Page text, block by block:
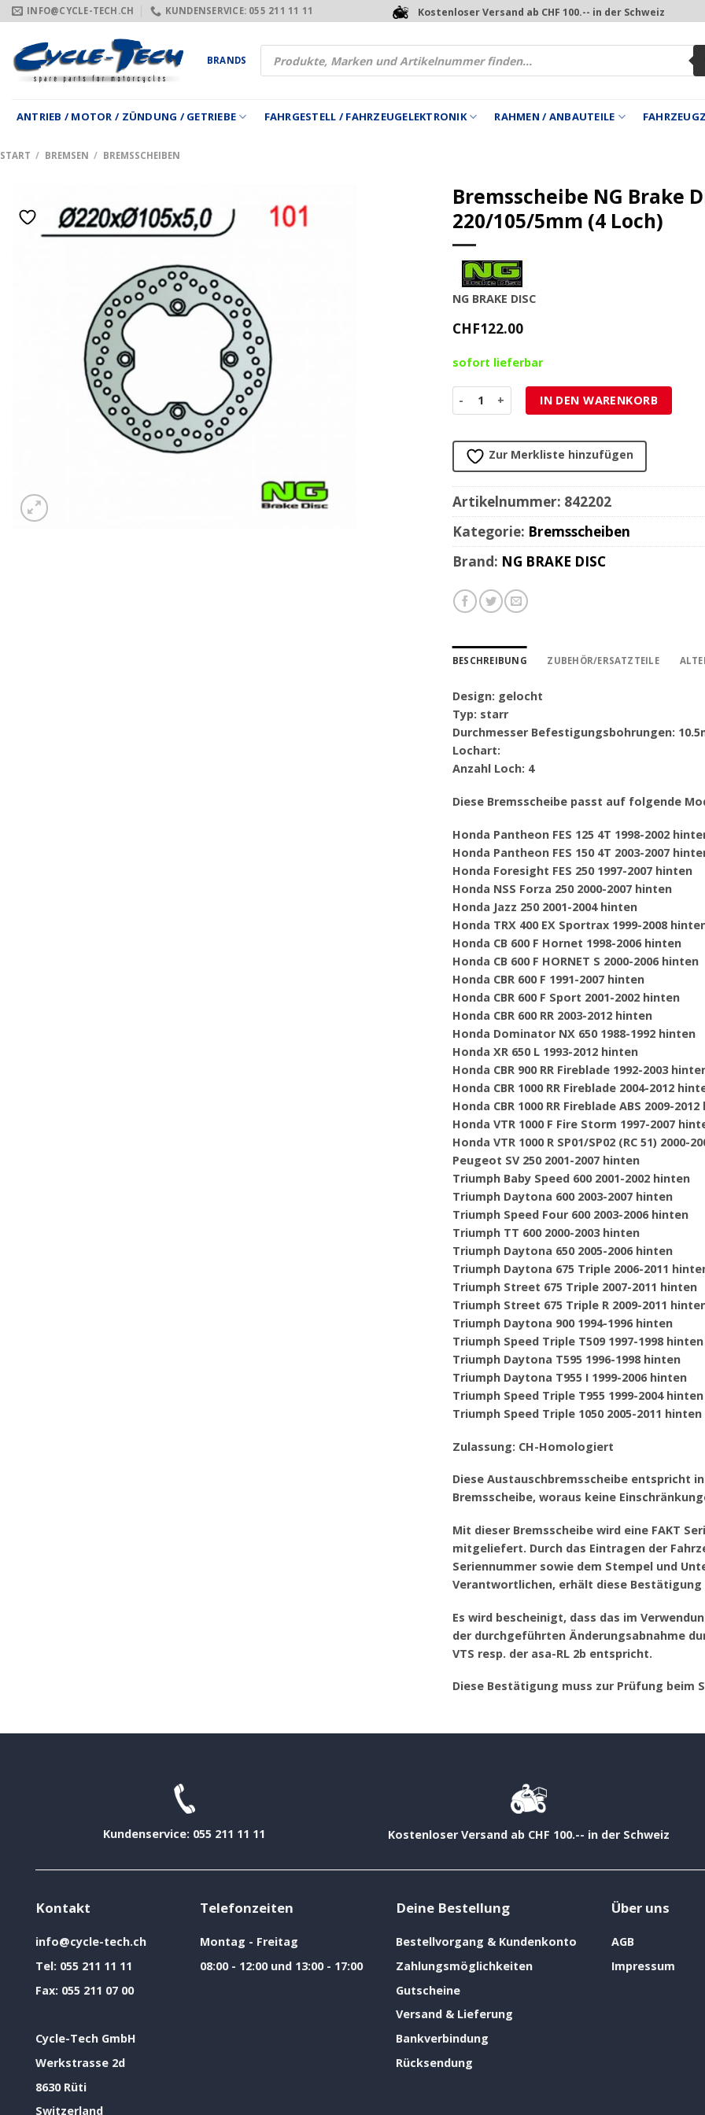
Zum
Inhalt
springen
INFO@CYCLE-TECH.CH KUNDENSERVICE: 055 211 11 11 Kostenloser Versand ab CHF 100.-- in der Schweiz
BRANDS
Products
search
ANTRIEB / MOTOR / ZÜNDUNG / GETRIEBE FAHRGESTELL / FAHRZEUGELEKTRONIK RAHMEN / ANBAUTEILE
START / BREMSEN / BREMSSCHEIBEN
Bremsscheibe NG Brake
220/105/5mm (4 Loch)
NG BRAKE DISC
CHF122.00
sofort lieferbar
Bremsscheibe NG Brake Disc 220/105/5mm (4
IN DEN WARENKORB
Zur Merkliste hinzufügen
Artikelnummer: 842202
Kategorie: Bremsscheiben
Brand: NG BRAKE DISC
BESCHREIBUNG ZUBEHÖR/ERSATZTEILE
Design: gelocht
Typ: starr
Durchmesser Befestigungsbohrungen:
Lochart:
Anzahl Loch: 4
Diese Bremsscheibe passt auf folgende
Honda Pantheon FES 125 4T 1998-2002
Honda Pantheon FES 150 4T 2003-2007
Honda Foresight FES 250 1997-2007 hinten
Honda NSS Forza 250 2000-2007 hinten
Honda Jazz 250 2001-2004 hinten
Honda TRX 400 EX Sportrax 1999-2008
Honda CB 600 F Hornet 1998-2006 hinten
Honda CB 600 F HORNET S 2000-2006 hinten
Honda CBR 600 F 1991-2007 hinten
Honda CBR 600 F Sport 2001-2002 hinten
Honda CBR 600 RR 2003-2012 hinten
Honda Dominator NX 650 1988-1992 hinten
Honda XR 650 L 1993-2012 hinten
Honda CBR 900 RR Fireblade 1992-2003
Honda CBR 1000 RR Fireblade 2004-2012
Honda CBR 1000 RR Fireblade ABS 2009-
Honda VTR 1000 F Fire Storm 1997-2007
Honda VTR 1000 R SP01/SP02 (RC 51) 2000-
Peugeot SV 250 2001-2007 hinten
Triumph Baby Speed 600 2001-2002 hinten
Triumph Daytona 600 2003-2007 hinten
Triumph Speed Four 600 2003-2006 hinten
Triumph TT 600 2000-2003 hinten
Triumph Daytona 650 2005-2006 hinten
Triumph Daytona 675 Triple 2006-2011
Triumph Street 675 Triple 2007-2011 hinten
Triumph Street 675 Triple R 2009-2011
Triumph Daytona 900 1994-1996 hinten
Triumph Speed Triple T509 1997-1998 hinten
Triumph Daytona T595 1996-1998 hinten
Triumph Daytona T955 I 1999-2006 hinten
Triumph Speed Triple T955 1999-2004 hinten
Triumph Speed Triple 1050 2005-2011 hinten
Zulassung: CH-Homologiert
Diese Austauschbremsscheibe entspricht
Bremsscheibe, woraus keine
Mit dieser Bremsscheibe wird eine FAKT
mitgeliefert. Durch das Eintragen der
Seriennummer sowie dem Stempel und
Verantwortlichen, erhält diese
Es wird bescheinigt, dass das im
der durchgeführten Änderungsabnahme
VTS resp. der asa-RL 2b entspricht.
Diese Bestätigung muss zur Prüfung
Kundenservice: 055 211 11 11 Kostenloser Versand ab CHF 100.-- in der Schweiz
Kontakt
info@cycle-tech.ch
Tel: 055 211 11 11
Fax: 055 211 07 00
Cycle-Tech GmbH
Werkstrasse 2d
8630 Rüti
Switzerland
Telefonzeiten
Montag - Freitag
08:00 - 12:00 und 13:00 - 17:00
Deine Bestellung
Bestellvorgang & Kundenkonto
Zahlungsmöglichkeiten
Gutscheine
Versand & Lieferung
Bankverbindung
Rücksendung
Über uns
AGB
Impressum